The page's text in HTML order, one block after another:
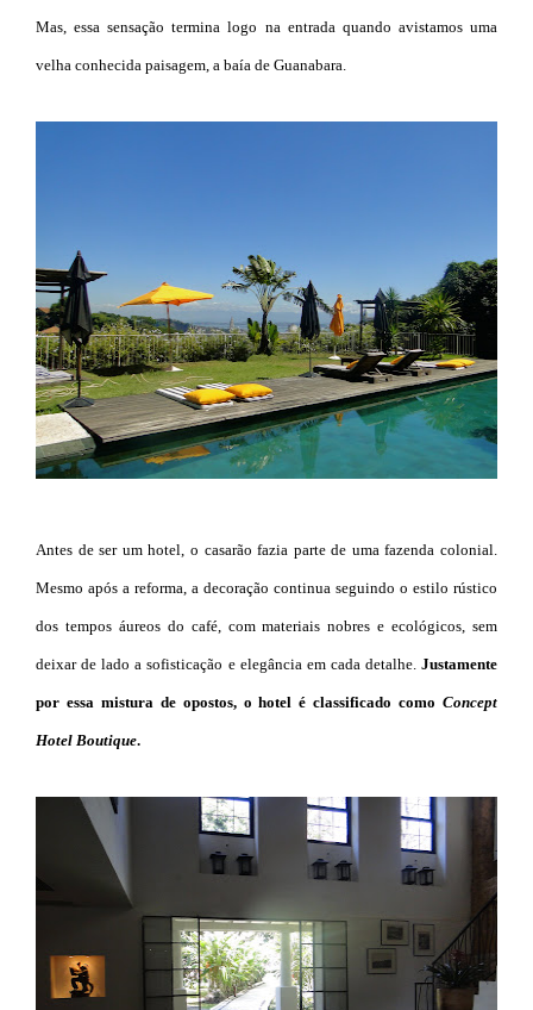
Mas, essa sensação termina logo na entrada quando avistamos uma
velha conhecida paisagem, a baía de Guanabara.
Antes de ser um hotel, o casarão fazia parte de uma fazenda colonial.
Mesmo após a reforma, a decoração continua seguindo o estilo rústico
dos tempos áureos do café, com materiais nobres e ecológicos, sem
deixar de lado a sofisticação e elegância em cada detalhe. Justamente
por essa mistura de opostos, o hotel é classificado como Concept
Hotel Boutique.